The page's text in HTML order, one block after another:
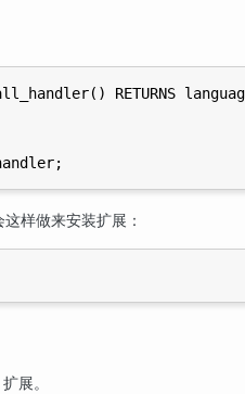
RETURNS
样做来安装扩展：
扩展。